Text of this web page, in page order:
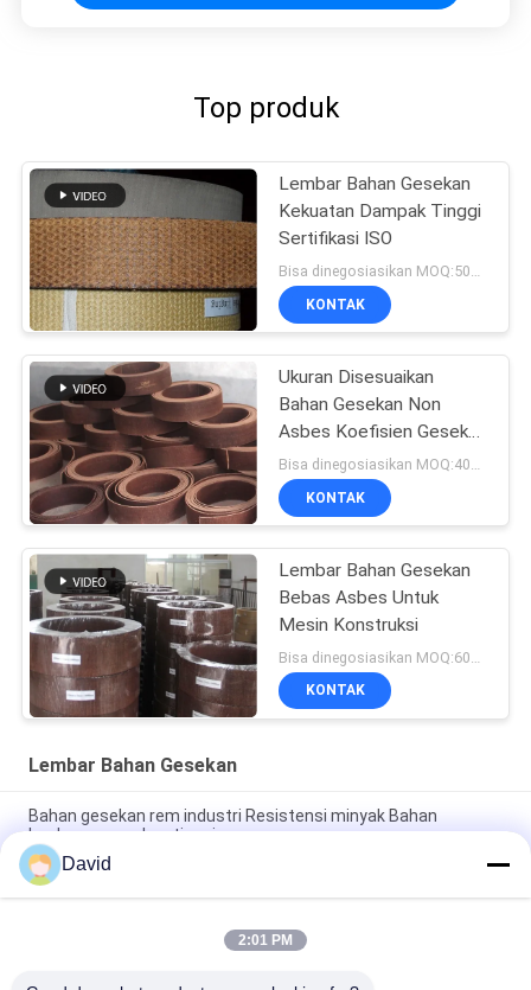
Top produk
Lembar Bahan Gesekan
Kekuatan Dampak Tinggi
Sertifikasi ISO
KONTAK
Ukuran Disesuaikan
Bahan Gesekan Non
Asbes Koefisien Gesekan
Tinggi
KONTAK
Lembar Bahan Gesekan
Bebas Asbes Untuk
Mesin Konstruksi
KONTAK
Lembar Bahan Gesekan
Bahan gesekan rem industri Resistensi minyak Bahan
lembaran gesekan tinggi
Windlass Winch Tractor Friction Material Sheet Friction Lining
Kekuatan Tinggi
Bahan Gesekan Industri Bentuk Disesuaikan Lapisan Rem
David
2:01 PM